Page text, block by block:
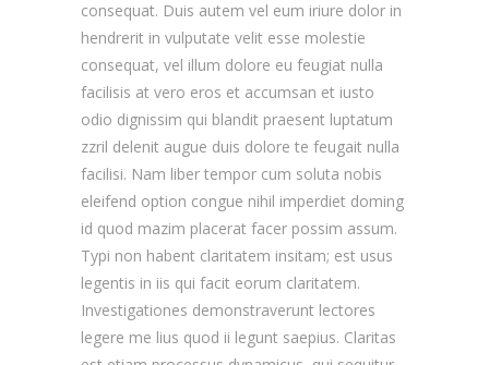
consequat. Duis autem vel eum iriure dolor in
hendrerit in vulputate velit esse molestie
consequat, vel illum dolore eu feugiat nulla
facilisis at vero eros et accumsan et iusto
odio dignissim qui blandit praesent luptatum
zzril delenit augue duis dolore te feugait nulla
facilisi. Nam liber tempor cum soluta nobis
eleifend option congue nihil imperdiet doming
id quod mazim placerat facer possim assum.
Typi non habent claritatem insitam; est usus
legentis in iis qui facit eorum claritatem.
Investigationes demonstraverunt lectores
legere me lius quod ii legunt saepius. Claritas